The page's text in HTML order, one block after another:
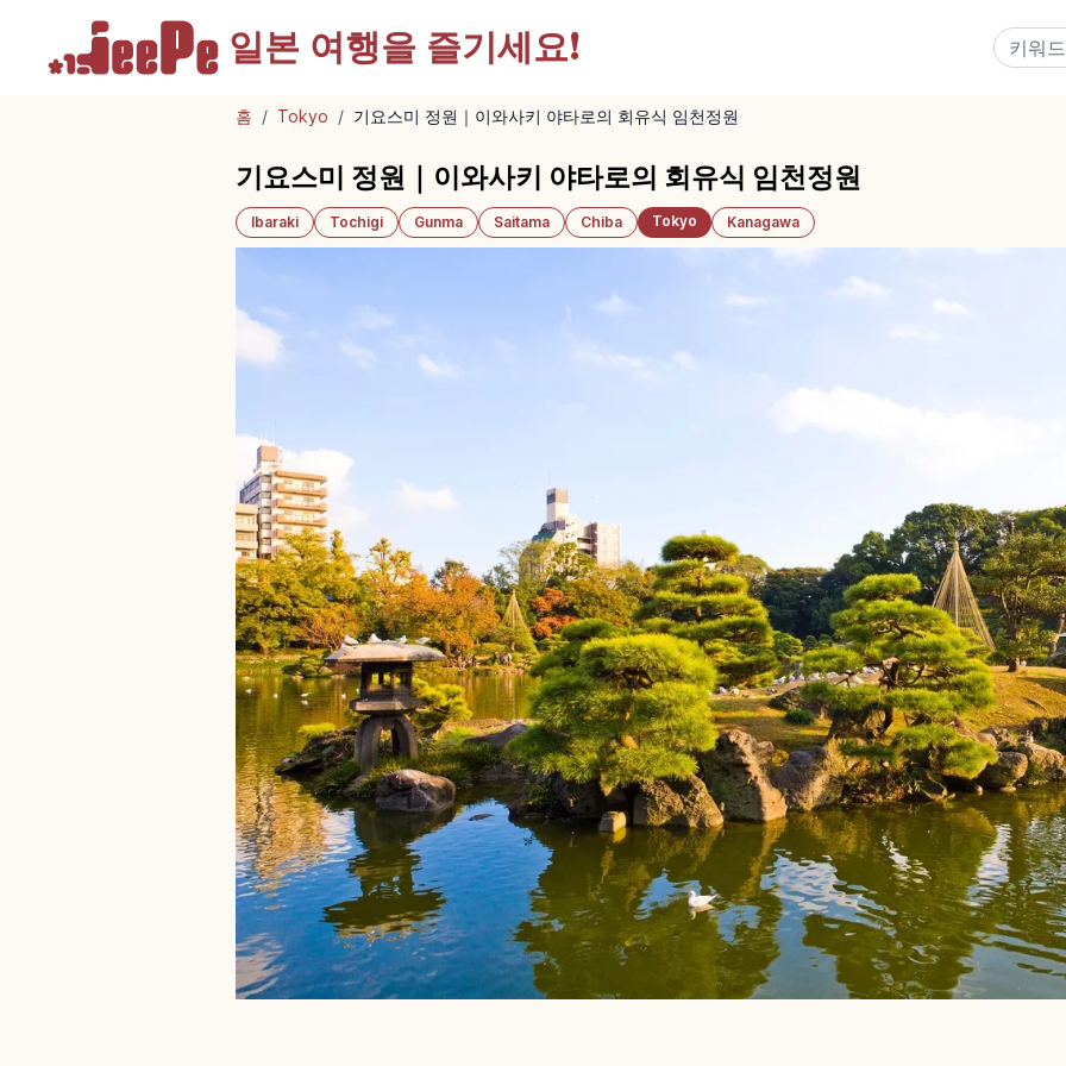
일본 여행을 즐기세요!
홈 / Tokyo / 기요스미 정원｜이와사키 야타로의 회유식 임천정원
기요스미 정원｜이와사키 야타로의 회유식 임천정원
Ibaraki Tochigi Gunma Saitama Chiba Tokyo Kanagawa